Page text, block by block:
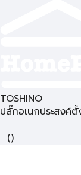
TOSHINO
ปลั๊กอเนกประสงค์ตั้
()